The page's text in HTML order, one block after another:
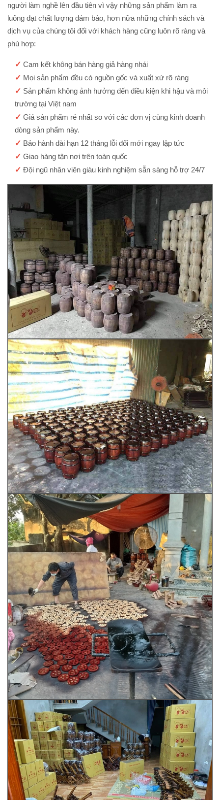
người làm nghề lên đầu tiên vì vậy những sản phẩm làm ra
luông đạt chất lượng đảm bảo, hơn nữa những chính sách và
dịch vụ của chúng tôi đối với khách hàng cũng luôn rõ ràng và
phù hợp:
✓ Cam kết không bán hàng giả hàng nhái
✓ Mọi sản phẩm đều có nguồn gốc và xuất xứ rõ ràng
✓ Sản phẩm không ảnh hưởng đến điều kiện khi hậu và môi
trường tại Việt nam
✓ Giá sản phẩm rẻ nhất so với các đơn vị cùng kinh doanh
dòng sản phẩm này.
✓ Bảo hành dài hạn 12 tháng lỗi đổi mới ngay lập tức
✓ Giao hàng tận nơi trên toàn quốc
✓ Đội ngũ nhân viên giàu kinh nghiệm sẵn sàng hỗ trợ 24/7